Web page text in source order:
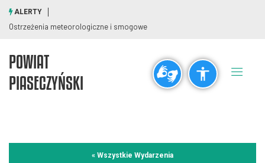
visibility_off title
Rozdzielczość
ALERTY
Ostrzeżenia meteorologiczne i smogowe
POWIAT
PIASECZYŃSKI
« Wszystkie Wydarzenia